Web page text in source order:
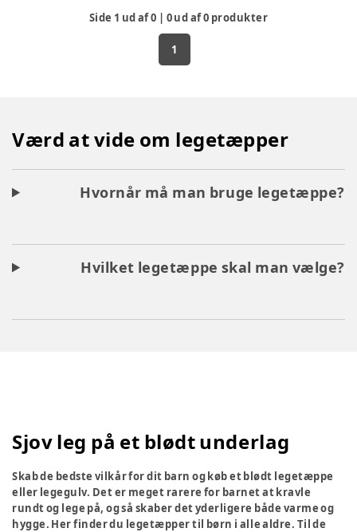
kvalitet og i smukke farver, der tiltaler enhver barnesjæl,
både drenge og piger. Slå dig derfor løs og køb et flot legegulv
eller –tæppe hjem til dit barn.
Side 1 ud af0 | 0ud af0 produkter
1
Værd at vide om legetæpper
Hvornår må man bruge legetæppe?
Hvilket legetæppe skal man vælge?
Sjov leg på et blødt underlag
Skab de bedste vilkår for dit barn og køb et blødt legetæppe
eller legegulv. Det er meget rarere for barnet at kravle
rundt og lege på, og så skaber det yderligere både varme og
hygge. Her finder du legetæpper til børn i alle aldre. Til de